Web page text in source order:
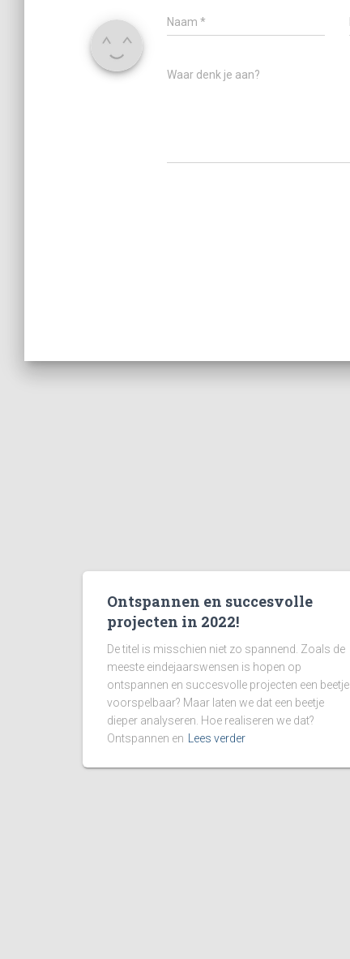
Naam *
Waar denk je aan?
Ontspannen en succesvolle
projecten in 2022!
De titel is misschien niet zo spannend. Zoals de
meeste eindejaarswensen is hopen op
ontspannen en succesvolle projecten een beetje
voorspelbaar? Maar laten we dat een beetje
dieper analyseren. Hoe realiseren we dat?
Ontspannen en Lees verder